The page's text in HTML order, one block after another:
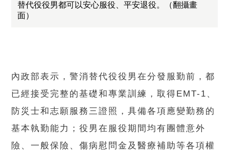
替代役役男都可以安心服役、平安退役。（翻攝畫
面）
內政部表示，警消替代役役男在分發服勤前，都
已經接受完整的基礎和專業訓練，取得EMT-1、
防災士和志願服務三證照，具備各項應變勤務的
基本執勤能力；役男在服役期間均有團體意外
險、一般保險、傷病慰問金及醫療補助等各項權